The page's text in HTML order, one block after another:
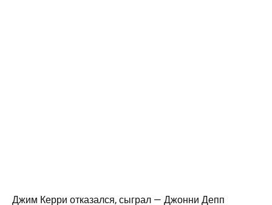
Джим Керри отказался, сыграл — Джонни Депп